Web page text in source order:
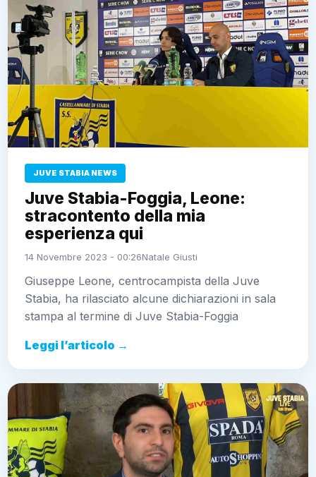
JUVE STABIA NEWS
Juve Stabia-Foggia, Leone:
stracontento della mia
esperienza qui
14 Novembre 2023 - 00:26Natale Giusti
Giuseppe Leone, centrocampista della Juve
Stabia, ha rilasciato alcune dichiarazioni in sala
stampa al termine di Juve Stabia-Foggia
Leggi l’articolo →